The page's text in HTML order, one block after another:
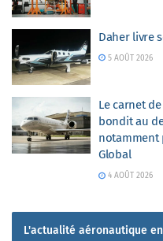
Daher livre
5 AOÛT 2026
Le carnet
bondit au
notamment
Global
4 AOÛT 2026
L'actualité aéronautique